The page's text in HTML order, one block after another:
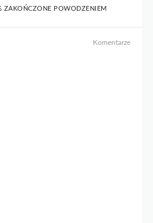
ZAKOŃCZONE POWODZENIEM
Komentarze